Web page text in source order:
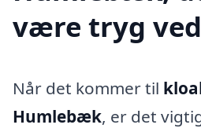
være tryg ved
Når det kommer til
Humlebæk, er det